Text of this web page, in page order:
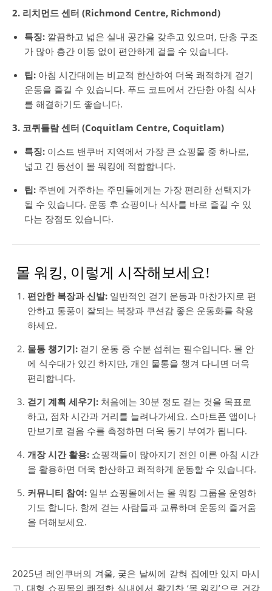
2. 리치먼드 센터 (Richmond Centre, Richmond)
특징: 깔끔하고 넓은 실내 공간을 갖추고 있으며, 단층 구조
가 많아 층간 이동 없이 편안하게 걸을 수 있습니다.
팁: 아침 시간대에는 비교적 한산하여 더욱 쾌적하게 걷기
운동을 즐길 수 있습니다. 푸드 코트에서 간단한 아침 식사
를 해결하기도 좋습니다.
3. 코퀴틀람 센터 (Coquitlam Centre, Coquitlam)
특징: 이스트 밴쿠버 지역에서 가장 큰 쇼핑몰 중 하나로,
넓고 긴 동선이 몰 워킹에 적합합니다.
팁: 주변에 거주하는 주민들에게는 가장 편리한 선택지가
될 수 있습니다. 운동 후 쇼핑이나 식사를 바로 즐길 수 있
다는 장점도 있습니다.
몰 워킹, 이렇게 시작해보세요!
편안한 복장과 신발: 일반적인 걷기 운동과 마찬가지로 편
안하고 통풍이 잘되는 복장과 쿠션감 좋은 운동화를 착용
하세요.
물통 챙기기: 걷기 운동 중 수분 섭취는 필수입니다. 몰 안
에 식수대가 있긴 하지만, 개인 물통을 챙겨 다니면 더욱
편리합니다.
걷기 계획 세우기: 처음에는 30분 정도 걷는 것을 목표로
하고, 점차 시간과 거리를 늘려나가세요. 스마트폰 앱이나
만보기로 걸음 수를 측정하면 더욱 동기 부여가 됩니다.
개장 시간 활용: 쇼핑객들이 많아지기 전인 이른 아침 시간
을 활용하면 더욱 한산하고 쾌적하게 운동할 수 있습니다.
커뮤니티 참여: 일부 쇼핑몰에서는 몰 워킹 그룹을 운영하
기도 합니다. 함께 걷는 사람들과 교류하며 운동의 즐거움
을 더해보세요.
2025년 레인쿠버의 겨울, 궂은 날씨에 갇혀 집에만 있지 마시
고, 대형 쇼핑몰의 쾌적한 실내에서 활기찬 ‘몰 워킹’으로 건강